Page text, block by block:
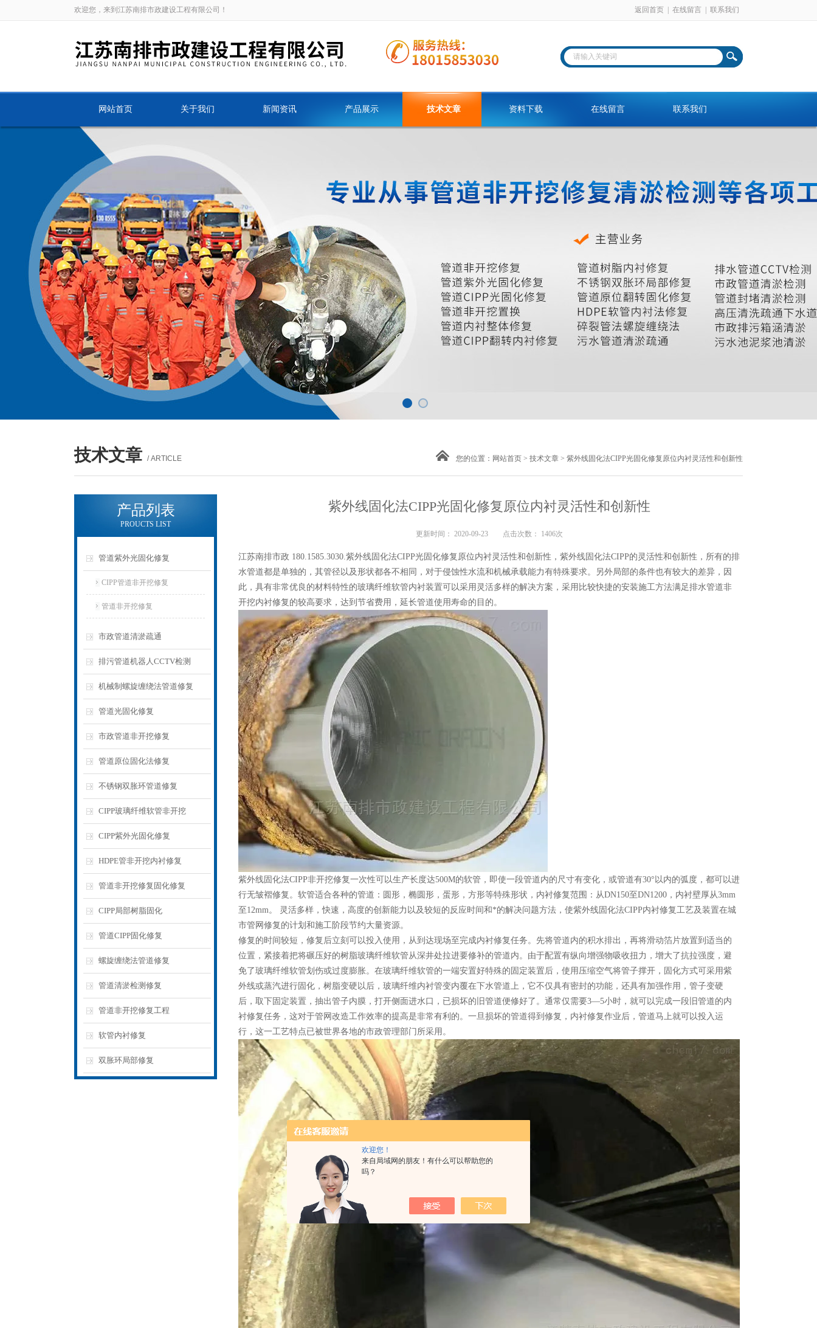
欢迎您！
来自局域网的朋友！有什么可以帮助您的
吗？
欢迎您，来到江苏南排市政建设工程有限公司！ 返回首页 在线留言 联系我们
网站首页 关于我们 新闻资讯 产品展示 技术文章 资料下载 在线留言 联系我们
技术文章 / ARTICLE 您的位置： 网站首页 > 技术文章 > 紫外线固化法CIPP光固化修复原位内衬灵活性和创新性
产品列表
PROUCTS LIST
管道紫外光固化修复
CIPP管道非开挖修复
管道非开挖修复
市政管道清淤疏通
排污管道机器人CCTV检测
机械制螺旋缠绕法管道修复
管道光固化修复
市政管道非开挖修复
管道原位固化法修复
不锈钢双胀环管道修复
CIPP玻璃纤维软管非开挖
CIPP紫外光固化修复
HDPE管非开挖内衬修复
管道非开挖修复固化修复
CIPP局部树脂固化
管道CIPP固化修复
螺旋缠绕法管道修复
管道清淤检测修复
管道非开挖修复工程
软管内衬修复
双胀环局部修复
紫外线固化法CIPP光固化修复原位内衬灵活性和创新性
更新时间： 2020-09-23 点击次数： 1406次
江苏南排市政 180.1585.3030.紫外线固化法CIPP光固化修复原位内衬灵活性和创新性，紫外线固化法CIPP的灵活性和创新性，所有的排
水管道都是单独的，其管径以及形状都各不相同，对于侵蚀性水流和机械承载能力有特殊要求。另外局部的条件也有较大的差异，因
此，具有非常优良的材料特性的玻璃纤维软管内衬装置可以采用灵活多样的解决方案，采用比较快捷的安装施工方法满足排水管道非
开挖内衬修复的较高要求，达到节省费用，延长管道使用寿命的目的。
紫外线固化法CIPP非开挖修复一次性可以生产长度达500M的软管，即使一段管道内的尺寸有变化，或管道有30°以内的弧度，都可以进
行无皱褶修复。软管适合各种的管道：圆形，椭圆形，蛋形，方形等特殊形状，内衬修复范围：从DN150至DN1200，内衬壁厚从3mm
至12mm。 灵活多样，快速，高度的创新能力以及较短的反应时间和*的解决问题方法，使紫外线固化法CIPP内衬修复工艺及装置在城
市管网修复的计划和施工阶段节约大量资源。
修复的时间较短，修复后立刻可以投入使用，从到达现场至完成内衬修复任务。先将管道内的积水排出，再将滑动箔片放置到适当的
位置，紧接着把将碾压好的树脂玻璃纤维软管从深井处拉进要修补的管道内。由于配置有纵向增强物吸收扭力，增大了抗拉强度，避
免了玻璃纤维软管划伤或过度膨胀。在玻璃纤维软管的一端安置好特殊的固定装置后，使用压缩空气将管子撑开，固化方式可采用紫
外线或蒸汽进行固化，树脂变硬以后，玻璃纤维内衬管变内覆在下水管道上，它不仅具有密封的功能，还具有加强作用，管子变硬
后，取下固定装置，抽出管子内膜，打开侧面进水口，已损坏的旧管道便修好了。通常仅需要3—5小时，就可以完成一段旧管道的内
衬修复任务，这对于管网改造工作效率的提高是非常有利的。一旦损坏的管道得到修复，内衬修复作业后，管道马上就可以投入运
行，这一工艺特点已被世界各地的市政管理部门所采用。